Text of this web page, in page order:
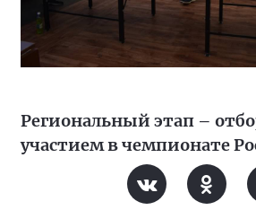
Региональный этап –
участием в чемпионате